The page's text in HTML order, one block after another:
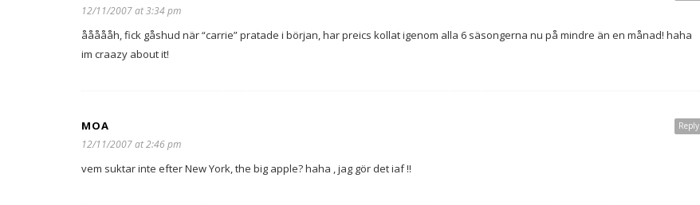
12/11/2007 at 3:34 pm
åååååh, fick gåshud när “carrie” pratade i början, har preics kollat igenom alla 6 säsongerna nu på mindre än en månad! haha
im craazy about it!
Reply
MOA
12/11/2007 at 2:46 pm
vem suktar inte efter New York, the big apple? haha , jag gör det iaf !!